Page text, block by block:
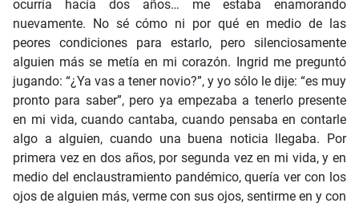
ocurría hacía dos años… me estaba enamorando
nuevamente. No sé cómo ni por qué en medio de las
peores condiciones para estarlo, pero silenciosamente
alguien más se metía en mi corazón. Ingrid me preguntó
jugando: “¿Ya vas a tener novio?”, y yo sólo le dije: “es muy
pronto para saber”, pero ya empezaba a tenerlo presente
en mi vida, cuando cantaba, cuando pensaba en contarle
algo a alguien, cuando una buena noticia llegaba. Por
primera vez en dos años, por segunda vez en mi vida, y en
medio del enclaustramiento pandémico, quería ver con los
ojos de alguien más, verme con sus ojos, sentirme en y con